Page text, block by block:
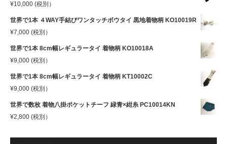
¥10,000 (税別）
世界で1本 ４WAY手結びワンタッチボウタイ 黒地着物柄 KO10019R
¥7,000 (税別）
世界で1本 8cm幅レギュラータイ 着物柄 KO10018A
¥9,000 (税別）
世界で1本 8cm幅レギュラータイ 着物柄 KT10002C
¥9,000 (税別）
世界で数枚 着物八掛ポケットチーフ 緑青×紺糸 PC10014KN
¥2,800 (税別）